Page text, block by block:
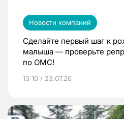
Новости компаний
Сделайте первый шаг к
малыша — проверьте
по ОМС!
13:10 / 23.07.26